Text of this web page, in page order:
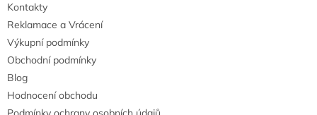
Kontakty
Reklamace a Vrácení
Výkupní podmínky
Obchodní podmínky
Blog
Hodnocení obchodu